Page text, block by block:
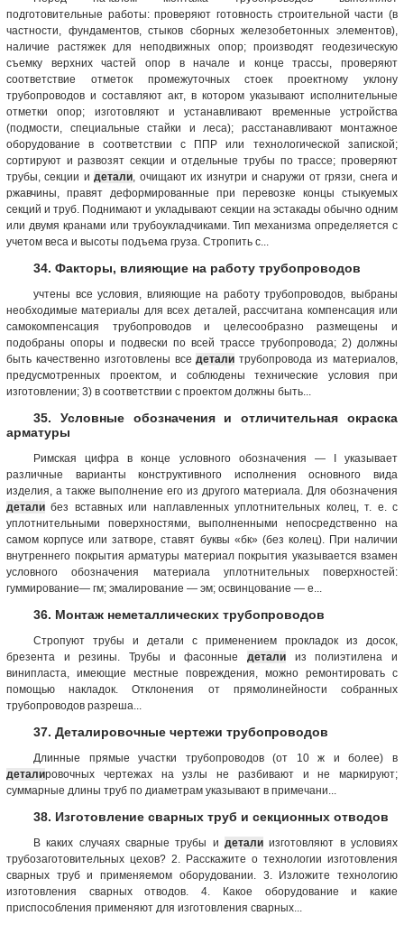
подготовительные работы: проверяют готовность строительной части (в
частности, фундаментов, стыков сборных железобетонных элементов),
наличие растяжек для неподвижных опор; производят геодезическую
съемку верхних частей опор в начале и конце трассы, проверяют
соответствие отметок промежуточных стоек проектному уклону
трубопроводов и составляют акт, в котором указывают исполнительные
отметки опор; изготовляют и устанавливают временные устройства
(подмости, специальные стайки и леса); расстанавливают монтажное
оборудование в соответствии с ППР или технологической запиской;
сортируют и развозят секции и отдельные трубы по трассе; проверяют
трубы, секции идетали , очищают их изнутри и снаружи от грязи, снега и
ржавчины, правят деформированные при перевозке концы стыкуемых
секций и труб. Поднимают и укладывают секции на эстакады обычно одним
или двумя кранами или трубоукладчиками. Тип механизма определяется с
учетом веса и высоты подъема груза. Стропить с...
34. Факторы, влияющие на работу трубопроводов
учтены все условия, влияющие на работу трубопроводов, выбраны
необходимые материалы для всех деталей, рассчитана компенсация или
самокомпенсация трубопроводов и целесообразно размещены и
подобраны опоры и подвески по всей трассе трубопровода; 2) должны
быть качественно изготовлены вседетали трубопровода из материалов,
предусмотренных проектом, и соблюдены технические условия при
изготовлении; 3) в соответствии с проектом должны быть...
35. Условные обозначения и отличительная окраска
арматуры
Римская цифра в конце условного обозначения — I указывает
различные варианты конструктивного исполнения основного вида
изделия, а также выполнение его из другого материала. Для обозначения
детали без вставных или наплавленных уплотнительных колец, т. е. с
уплотнительными поверхностями, выполненными непосредственно на
самом корпусе или затворе, ставят буквы «бк» (без колец). При наличии
внутреннего покрытия арматуры материал покрытия указывается взамен
условного обозначения материала уплотнительных поверхностей:
гуммирование— гм; эмалирование — эм; освинцование — е...
36. Монтаж неметаллических трубопроводов
Стропуют трубы и детали с применением прокладок из досок,
брезента и резины. Трубы и фасонные детали из полиэтилена и
винипласта, имеющие местные повреждения, можно ремонтировать с
помощью накладок. Отклонения от прямолинейности собранных
трубопроводов разреша...
37. Деталировочные чертежи трубопроводов
Длинные прямые участки трубопроводов (от 10 ж и более) в
деталировочных чертежах на узлы не разбивают и не маркируют;
суммарные длины труб по диаметрам указывают в примечани...
38. Изготовление сварных труб и секционных отводов
В каких случаях сварные трубы и детали изготовляют в условиях
трубозаготовительных цехов? 2. Расскажите о технологии изготовления
сварных труб и применяемом оборудовании. 3. Изложите технологию
изготовления сварных отводов. 4. Какое оборудование и какие
приспособления применяют для изготовления сварных...